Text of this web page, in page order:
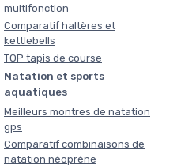
multifonction
Comparatif haltères et
kettlebells
TOP tapis de course
Natation et sports
aquatiques
Meilleurs montres de natation
gps
Comparatif combinaisons de
natation néoprène